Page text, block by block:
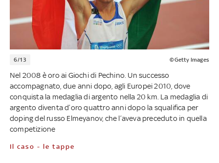
6/13 ©Getty Images
Nel 2008 è oro ai Giochi di Pechino. Un successo
accompagnato, due anni dopo, agli Europei 2010, dove
conquista la medaglia di argento nella 20 km. La medaglia di
argento diventa d’oro quattro anni dopo la squalifica per
doping del russo Elmeyanov, che l’aveva preceduto in quella
competizione
Il caso - le tappe